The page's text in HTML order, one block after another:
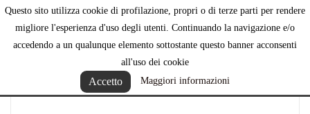
Questo sito utilizza cookie di profilazione, propri o di terze parti per rendere
migliore l'esperienza d'uso degli utenti. Continuando la navigazione e/o
accedendo a un qualunque elemento sottostante questo banner acconsenti
all'uso dei cookie
Accetto Maggiori informazioni
